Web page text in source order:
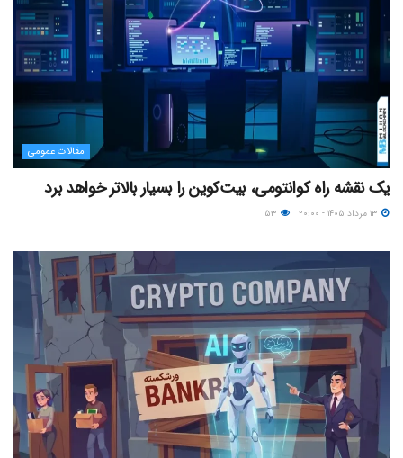
مقالات عمومی
یک نقشه راه کوانتومی، بیت‌کوین را بسیار بالاتر خواهد برد